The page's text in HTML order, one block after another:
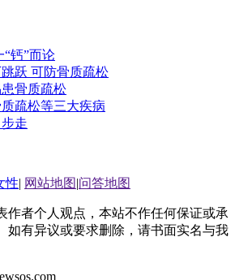
钙”而论
跃 可防骨质疏松
骨质疏松
疏松等三大疾病
走
性| 网站地图 |问答地图
作者个人观点，本站不作任何保证或承
如有异议或要求删除，请书面实名与我